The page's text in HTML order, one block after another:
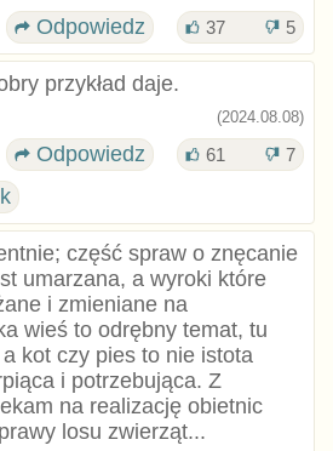
Odpowiedz 37 5
przykład daje.
(2024.08.08)
Odpowiedz 61 7
część spraw o znęcanie
umarzana, a wyroki które
i zmieniane na
wieś to odrębny temat, tu
kot czy pies to nie istota
i potrzebująca. Z
na realizację obietnic
losu zwierząt...